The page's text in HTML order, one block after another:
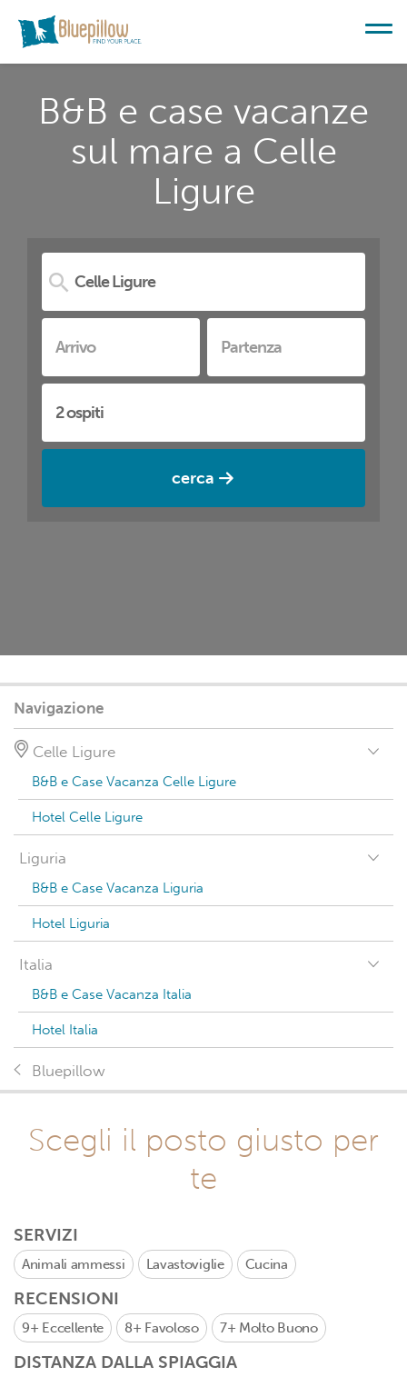
B&B e case vacanze
sul mare a Celle
Ligure
cerca
Navigazione
Celle Ligure
B&B e Case Vacanza Celle Ligure
Hotel Celle Ligure
Liguria
B&B e Case Vacanza Liguria
Hotel Liguria
Italia
B&B e Case Vacanza Italia
Hotel Italia
Bluepillow
Scegli il posto giusto per
te
SERVIZI
Animali ammessi Lavastoviglie Cucina
RECENSIONI
9+ Eccellente 8+ Favoloso 7+ Molto Buono
DISTANZA DALLA SPIAGGIA